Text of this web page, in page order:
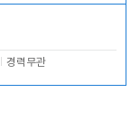
경력무관